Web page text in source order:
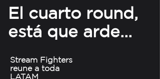
Stream Fighters
reune a toda
LATAM
El cuarto round,
está que arde...